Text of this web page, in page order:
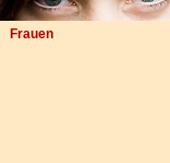
Frauen